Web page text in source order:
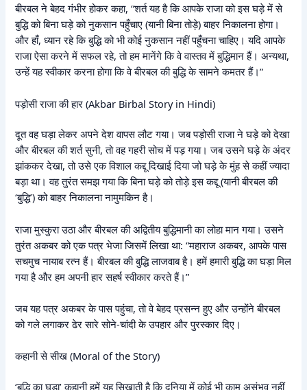
बीरबल ने बेहद गंभीर होकर कहा, “शर्त यह है कि आपके राजा को इस घड़े में से
बुद्धि को बिना घड़े को नुकसान पहुँचाए (यानी बिना तोड़े) बाहर निकालना होगा।
और हाँ, ध्यान रहे कि बुद्धि को भी कोई नुकसान नहीं पहुँचना चाहिए। यदि आपके
राजा ऐसा करने में सफल रहे, तो हम मानेंगे कि वे वास्तव में बुद्धिमान हैं। अन्यथा,
उन्हें यह स्वीकार करना होगा कि वे बीरबल की बुद्धि के सामने कमतर हैं।”
पड़ोसी राजा की हार (Akbar Birbal Story in Hindi)
दूत वह घड़ा लेकर अपने देश वापस लौट गया। जब पड़ोसी राजा ने घड़े को देखा
और बीरबल की शर्त सुनी, तो वह गहरी सोच में पड़ गया। जब उसने घड़े के अंदर
झांककर देखा, तो उसे एक विशाल कद्दू दिखाई दिया जो घड़े के मुंह से कहीं ज्यादा
बड़ा था। वह तुरंत समझ गया कि बिना घड़े को तोड़े इस कद्दू (यानी बीरबल की
‘बुद्धि’) को बाहर निकालना नामुमकिन है।
राजा मुस्कुरा उठा और बीरबल की अद्वितीय बुद्धिमानी का लोहा मान गया। उसने
तुरंत अकबर को एक पत्र भेजा जिसमें लिखा था: “महाराज अकबर, आपके पास
सचमुच नायाब रत्न हैं। बीरबल की बुद्धि लाजवाब है। हमें हमारी बुद्धि का घड़ा मिल
गया है और हम अपनी हार सहर्ष स्वीकार करते हैं।”
जब यह पत्र अकबर के पास पहुंचा, तो वे बेहद प्रसन्न हुए और उन्होंने बीरबल
को गले लगाकर ढेर सारे सोने-चांदी के उपहार और पुरस्कार दिए।
कहानी से सीख (Moral of the Story)
‘बुद्धि का घड़ा’ कहानी हमें यह सिखाती है कि दुनिया में कोई भी काम असंभव नहीं